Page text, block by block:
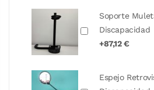
Soporte
Discapacidad
+87,12 €
Espejo